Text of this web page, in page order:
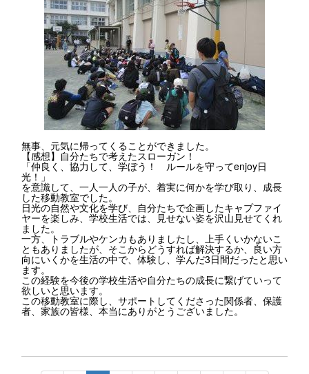
無事、元気に帰ってくることができました。
【感想】自分たちで考えたスローガン！
「仲良く、協力して、学ぼう！ ルールを守ってenjoy日
光！」
を意識して、一人一人の子が、着実に何かを学び取り、成長
した移動教室でした。
日光の自然や文化を学び、自分たちで企画したキャプファイ
ヤーを楽しみ、学校生活では、見せない姿を沢山見せてくれ
ました。
一方、トラブルやケンカもありましたし、上手くいかないこ
ともありましたが、そこからどうすれば解決するか、良い方
向にいくかを生活の中で、体験し、学んだ3日間だったと思い
ます。
この経験を今後の学校生活や自分たちの成長に繋げていって
欲しいと思います。
この移動教室に際し、サポートしてくださった関係者、保護
者、家族の皆様、本当にありがとうございました。